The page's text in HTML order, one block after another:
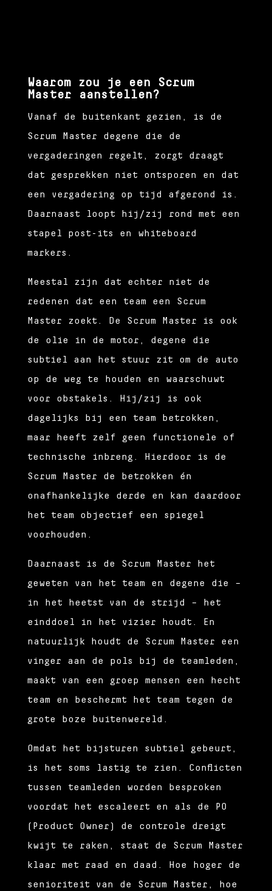
Waarom zou je een Scrum
Master aanstellen?
Vanaf de buitenkant gezien, is de
Scrum Master degene die de
vergaderingen regelt, zorgt draagt
dat gesprekken niet ontsporen en dat
een vergadering op tijd afgerond is.
Daarnaast loopt hij/zij rond met een
stapel post-its en whiteboard
markers.
Meestal zijn dat echter niet de
redenen dat een team een Scrum
Master zoekt. De Scrum Master is ook
de olie in de motor, degene die
subtiel aan het stuur zit om de auto
op de weg te houden en waarschuwt
voor obstakels. Hij/zij is ook
dagelijks bij een team betrokken,
maar heeft zelf geen functionele of
technische inbreng. Hierdoor is de
Scrum Master de betrokken én
onafhankelijke derde en kan daardoor
het team objectief een spiegel
voorhouden.
Daarnaast is de Scrum Master het
geweten van het team en degene die –
in het heetst van de strijd – het
einddoel in het vizier houdt. En
natuurlijk houdt de Scrum Master een
vinger aan de pols bij de teamleden,
maakt van een groep mensen een hecht
team en beschermt het team tegen de
grote boze buitenwereld.
Omdat het bijsturen subtiel gebeurt,
is het soms lastig te zien. Conflicten
tussen teamleden worden besproken
voordat het escaleert en als de PO
(Product Owner) de controle dreigt
kwijt te raken, staat de Scrum Master
klaar met raad en daad. Hoe hoger de
senioriteit van de Scrum Master, hoe